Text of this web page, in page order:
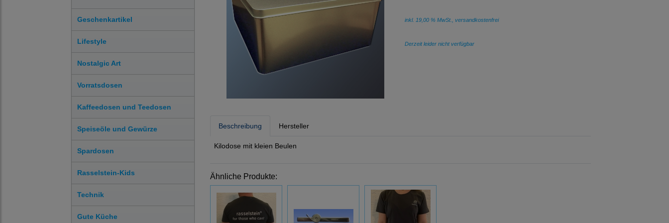
Geschenkartikel
Lifestyle
Nostalgic Art
Vorratsdosen
Kaffeedosen und Teedosen
Speiseöle und Gewürze
Spardosen
Rasselstein-Kids
Technik
Gute Küche
inkl. 19,00 % MwSt., versandkostenfrei
Derzeit leider nicht verfügbar
Beschreibung Hersteller
Kilodose mit kleien Beulen
Ähnliche Produkte: